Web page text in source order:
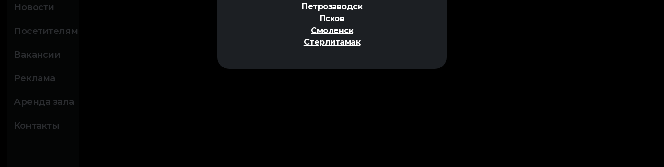
Петрозаводск
Псков
Смоленск
Стерлитамак
Новости
Посетителям
Вакансии
Реклама
Аренда зала
Контакты